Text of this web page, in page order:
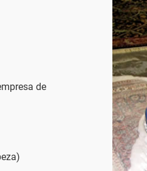
de